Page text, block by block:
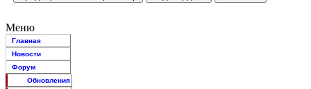
Меню
Главная
Новости
Форум
Обновления